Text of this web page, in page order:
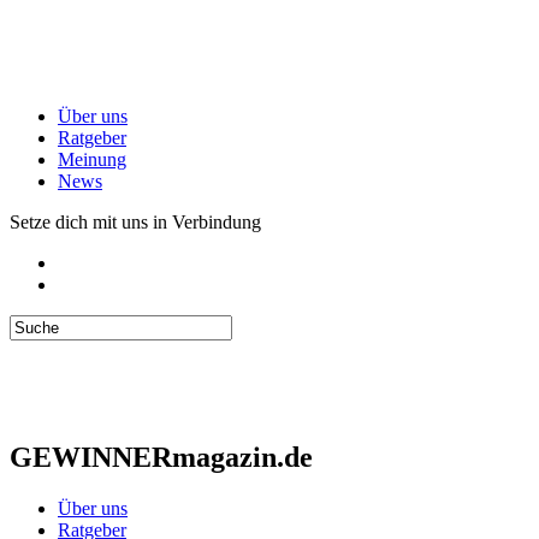
Über uns
Ratgeber
Meinung
News
Setze dich mit uns in Verbindung
GEWINNERmagazin.de
Über uns
Ratgeber